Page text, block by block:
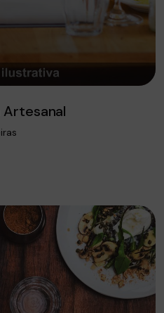
Artesanal